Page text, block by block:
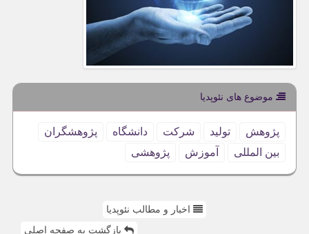
موضوع های نئوپدیا
پژوهش تولید شركت دانشگاه
پژوهشگران
بین المللی
آموزش پژوهشی
اخبار و مطالب نئوپدیا
بازگشت به صفحه اصلی